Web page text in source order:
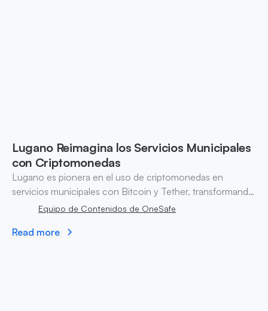
Lugano Reimagina los Servicios Municipales
con Criptomonedas
Lugano es pionera en el uso de criptomonedas en
servicios municipales con Bitcoin y Tether, transformando
las interacciones financieras e inspirando una economía
Equipo de Contenidos de OneSafe
Read more